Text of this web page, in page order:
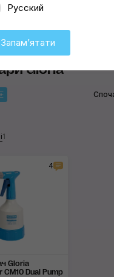
Gloria
1
4
Gloria
Dual Pump
Русский
Запамʼятати